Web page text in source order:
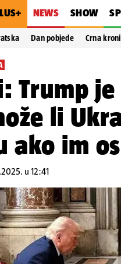
NEWS SHOW
Dan pobjede Crna
Trump
li
ako im
u 12:41